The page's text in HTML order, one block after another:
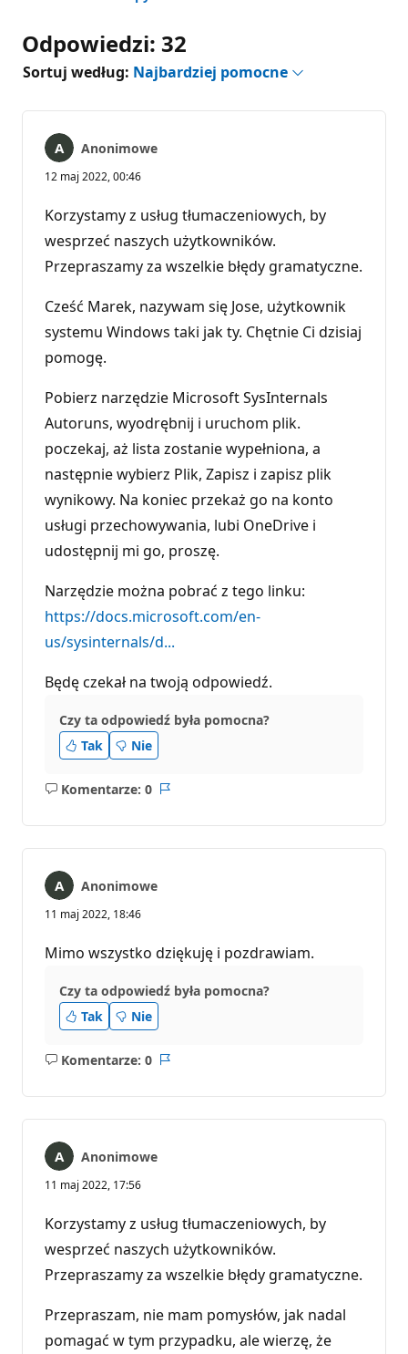
Odpowiedzi: 32
Sortuj według: Najbardziej pomocne
Anonimowe
12 maj 2022, 00:46
Korzystamy z usług tłumaczeniowych, by
wesprzeć naszych użytkowników.
Przepraszamy za wszelkie błędy gramatyczne.
Cześć Marek, nazywam się Jose, użytkownik
systemu Windows taki jak ty. Chętnie Ci dzisiaj
pomogę.
Pobierz narzędzie Microsoft SysInternals
Autoruns, wyodrębnij i uruchom plik.
poczekaj, aż lista zostanie wypełniona, a
następnie wybierz Plik, Zapisz i zapisz plik
wynikowy. Na koniec przekaż go na konto
usługi przechowywania, lubi OneDrive i
udostępnij mi go, proszę.
Narzędzie można pobrać z tego linku:
https://docs.microsoft.com/en-
us/sysinternals/d...
Będę czekał na twoją odpowiedź.
Czy ta odpowiedź była pomocna?
Tak
Nie
Komentarze: 0
Brak
Anonimowe
11 maj 2022, 18:46
Mimo wszystko dziękuję i pozdrawiam.
Czy ta odpowiedź była pomocna?
Tak
Nie
Komentarze: 0
Brak
Anonimowe
11 maj 2022, 17:56
Korzystamy z usług tłumaczeniowych, by
wesprzeć naszych użytkowników.
Przepraszamy za wszelkie błędy gramatyczne.
Przepraszam, nie mam pomysłów, jak nadal
pomagać w tym przypadku, ale wierzę, że